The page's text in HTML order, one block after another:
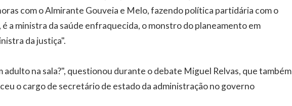
com o Almirante Gouveia e Melo, fazendo política partidária com o
a ministra da saúde enfraquecida, o monstro do planeamento em
da justiça".
adulto na sala?", questionou durante o debate Miguel Relvas, que também
o cargo de secretário de estado da administração no governo